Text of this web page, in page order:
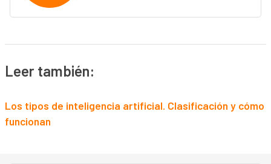
Leer también:
Los tipos de inteligencia artificial. Clasificación y cómo
funcionan